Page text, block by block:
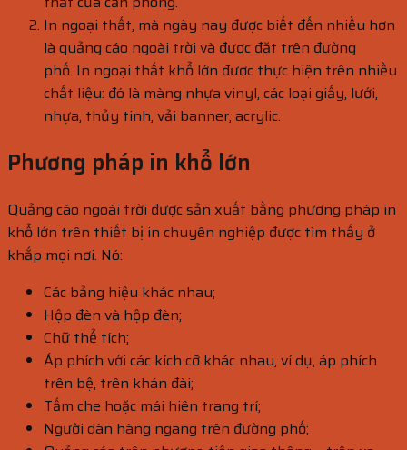
In ngoại thất, mà ngày nay được biết đến nhiều hơn
là quảng cáo ngoài trời và được đặt trên đường
phố. In ngoại thất khổ lớn được thực hiện trên nhiều
chất liệu: đó là màng nhựa vinyl, các loại giấy, lưới,
nhựa, thủy tinh, vải banner, acrylic.
Phương pháp in khổ lớn
Quảng cáo ngoài trời được sản xuất bằng phương pháp in
khổ lớn trên thiết bị in chuyên nghiệp được tìm thấy ở
khắp mọi nơi. Nó:
Các bảng hiệu khác nhau;
Hộp đèn và hộp đèn;
Chữ thể tích;
Áp phích với các kích cỡ khác nhau, ví dụ, áp phích
trên bệ, trên khán đài;
Tấm che hoặc mái hiên trang trí;
Người dàn hàng ngang trên đường phố;